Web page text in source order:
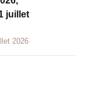
juillet
2026